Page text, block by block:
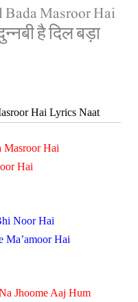
Masroor Hai
है दिल बड़ा
Hai Lyrics Naat
Hai
Hai
Noor Hai
Ma’amoor Hai
Jhoome Aaj Hum